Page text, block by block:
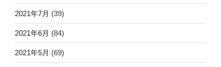
2021年7月 (39)
2021年6月 (84)
2021年5月 (69)